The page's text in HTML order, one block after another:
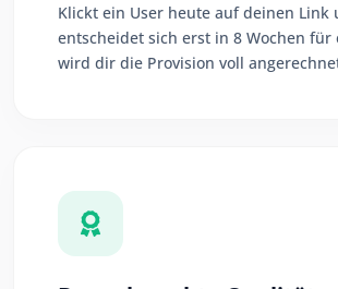
Klickt ein User heute auf deinen Link
entscheidet sich erst in 8 Wochen für
wird dir die Provision voll